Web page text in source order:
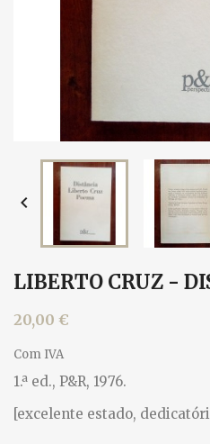

LIBERTO CRUZ -
20,00 €
Com IVA
1.ª ed., P&R, 1976.
[excelente estado,